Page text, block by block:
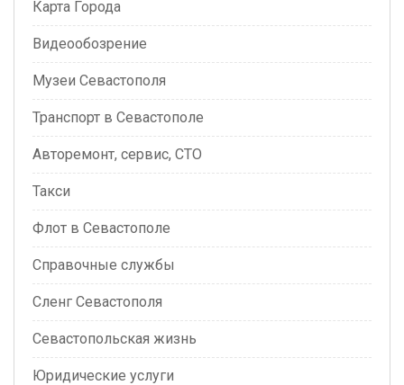
Карта Города
Видеообозрение
Музеи Севастополя
Транспорт в Севастополе
Авторемонт, сервис, СТО
Такси
Флот в Севастополе
Справочные службы
Сленг Севастополя
Севастопольская жизнь
Юридические услуги